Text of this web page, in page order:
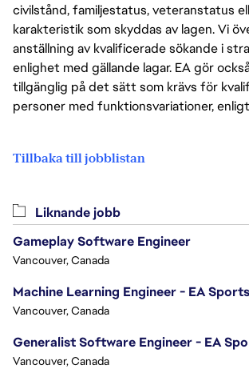
civilstånd, familjestatus, veteranstatus
karakteristik som skyddas av lagen. Vi
anställning av kvalificerade sökande i
enlighet med gällande lagar. EA gör
tillgänglig på det sätt som krävs för
personer med funktionsvariationer,
Tillbaka till jobblistan
Liknande jobb
Gameplay Software Engineer
Vancouver, Canada
Machine Learning Engineer - EA
Vancouver, Canada
Generalist Software Engineer - EA
Vancouver, Canada